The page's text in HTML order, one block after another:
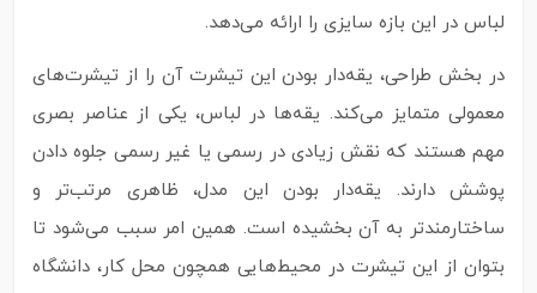
لباس در این بازه سایزی را ارائه می‌دهد.
در بخش طراحی، یقه‌دار بودن این تیشرت آن را از تیشرت‌های
معمولی متمایز می‌کند. یقه‌ها در لباس، یکی از عناصر بصری
مهم هستند که نقش زیادی در رسمی یا غیر رسمی جلوه دادن
پوشش دارند. یقه‌دار بودن این مدل، ظاهری مرتب‌تر و
ساختارمندتر به آن بخشیده است. همین امر سبب می‌شود تا
بتوان از این تیشرت در محیط‌هایی همچون محل کار، دانشگاه